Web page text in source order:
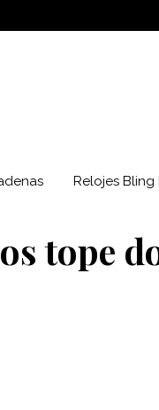
Relojes Bling
tope